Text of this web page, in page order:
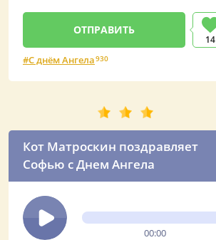
14
С днём Ангела930
Кот Матроскин поздравляет
Софью с Днем Ангела
00:00